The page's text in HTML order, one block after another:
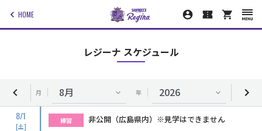
HOME
レジーナ スケジュール
月 年
8/1
土
練習 非公開（広島県内）※見学はできません